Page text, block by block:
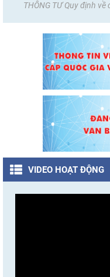
THÔNG TƯ Quy định
VIDEO HOẠT ĐỘNG